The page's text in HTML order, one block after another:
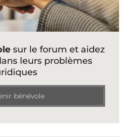
sur le forum et aidez
leurs problèmes
bénévole